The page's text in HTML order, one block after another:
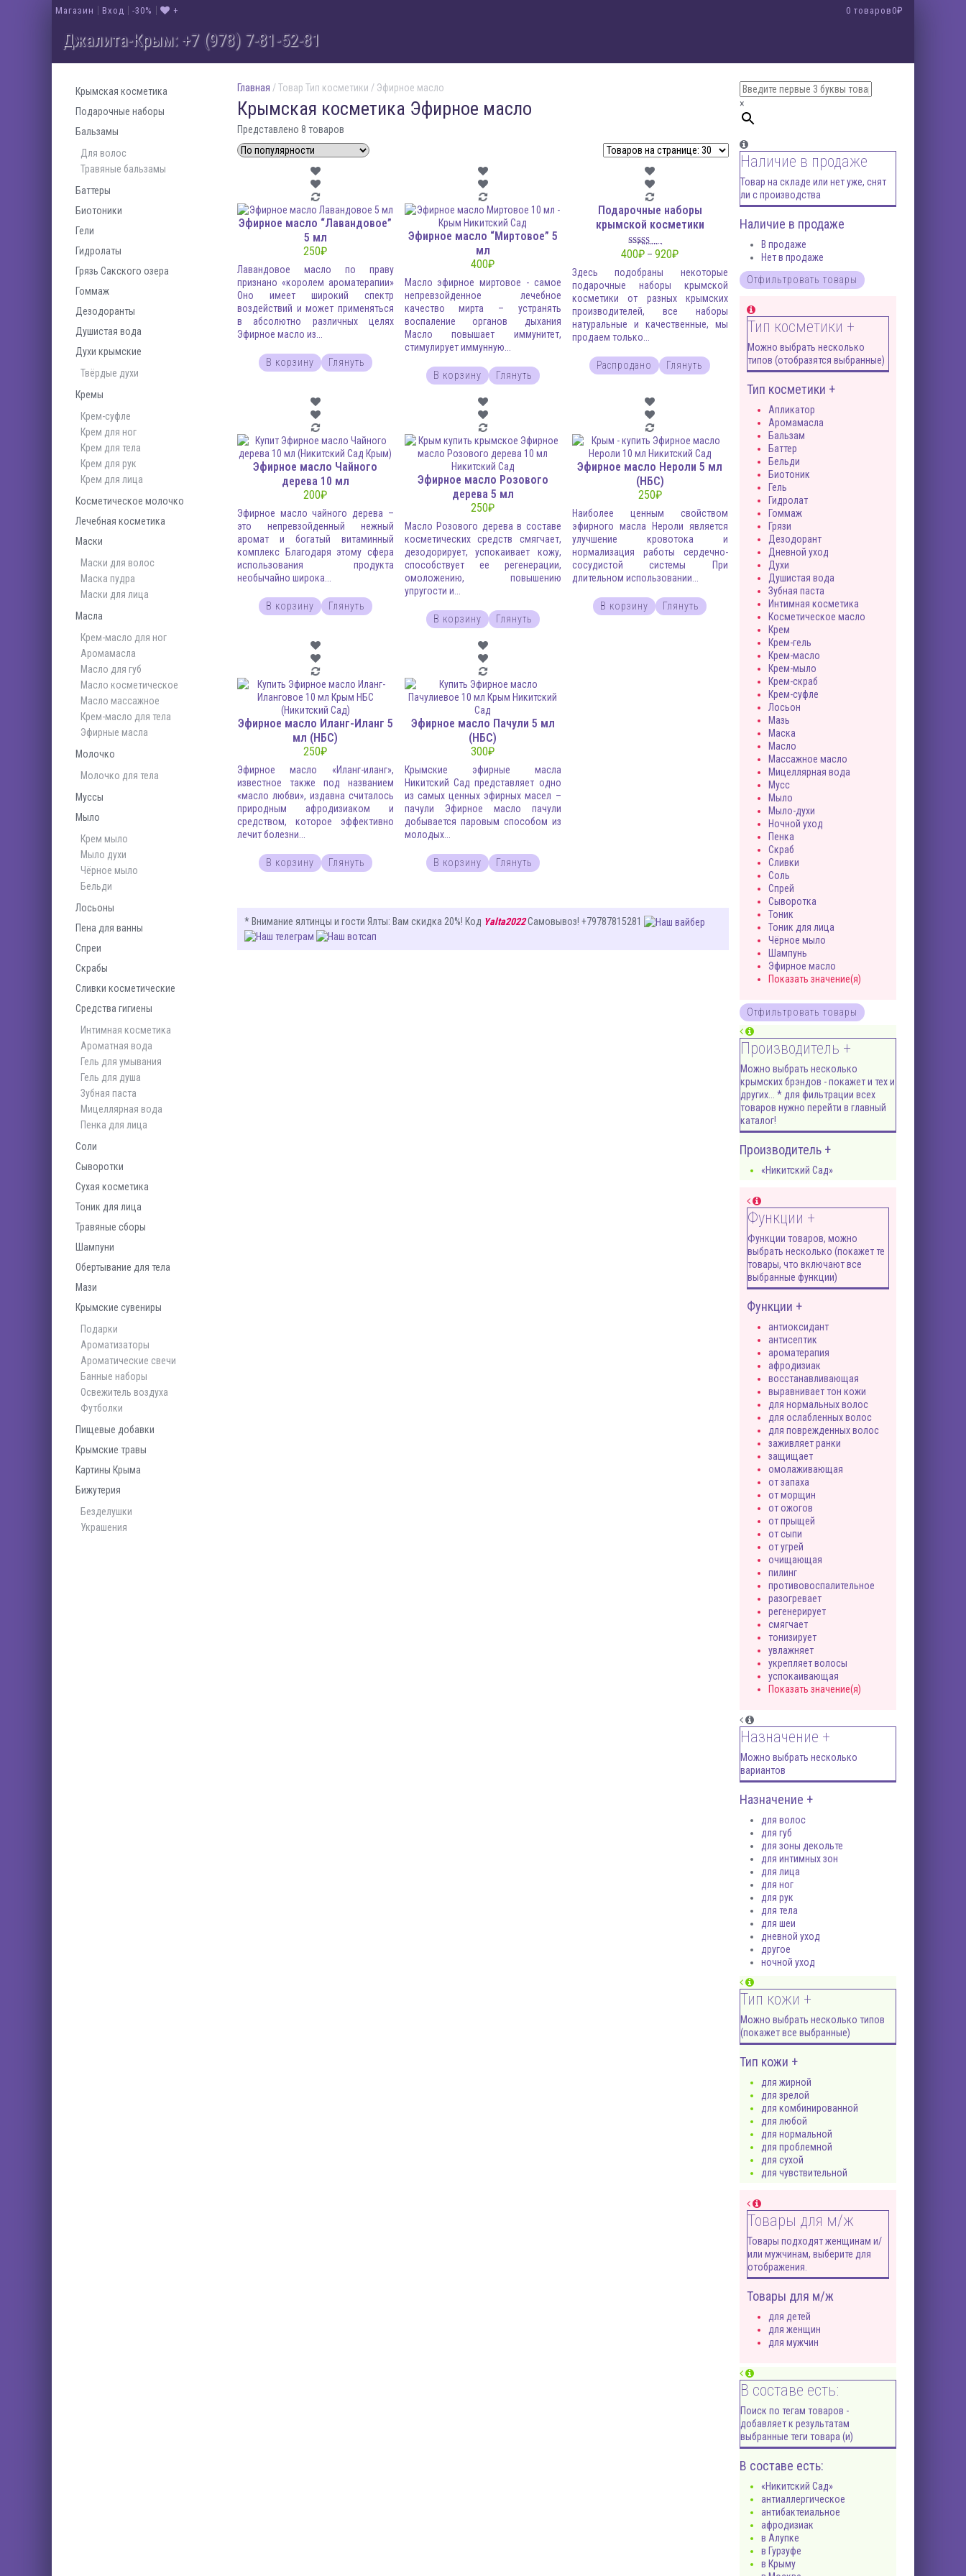
Магазин Вход -30% + 0 товаров 0₽
Джалита-Крым: +7 (978) 7-81-52-81
Главная / Товар Тип косметики / Эфирное масло
Крымская косметика Эфирное масло
Представлено 8 товаров
Эфирное масло “Лавандовое”
5 мл
250₽
Лавандовое масло по праву
признано «королем ароматерапии»
Оно имеет широкий спектр
воздействий и может применяться
в абсолютно различных целях
Эфирное масло из...
В корзину Глянуть
Эфирное масло “Миртовое” 5
мл
400₽
Масло эфирное миртовое - самое
непревзойденное лечебное
качество мирта – устранять
воспаление органов дыхания
Масло повышает иммунитет,
стимулирует иммунную...
В корзину Глянуть
Подарочные наборы
крымской косметики
Оценка
5.00
из 5
400₽ –920₽
Здесь подобраны некоторые
подарочные наборы крымской
косметики от разных крымских
производителей, все наборы
натуральные и качественные, мы
продаем только...
Распродано Глянуть
Эфирное масло Чайного
дерева 10 мл
200₽
Эфирное масло чайного дерева –
это непревзойденный нежный
аромат и богатый витаминный
комплекс Благодаря этому сфера
использования продукта
необычайно широка...
В корзину Глянуть
Эфирное масло Розового
дерева 5 мл
250₽
Масло Розового дерева в составе
косметических средств смягчает,
дезодорирует, успокаивает кожу,
способствует ее регенерации,
омоложению, повышению
упругости и...
В корзину Глянуть
Эфирное масло Нероли 5 мл
(НБС)
250₽
Наиболее ценным свойством
эфирного масла Нероли является
улучшение кровотока и
нормализация работы сердечно-
сосудистой системы При
длительном использовании...
В корзину Глянуть
Эфирное масло Иланг-Иланг 5
мл (НБС)
250₽
Эфирное масло «Иланг-иланг»,
известное также под названием
«масло любви», издавна считалось
природным афродизиаком и
средством, которое эффективно
лечит болезни...
В корзину Глянуть
Эфирное масло Пачули 5 мл
(НБС)
300₽
Крымские эфирные масла
Никитский Сад представляет одно
из самых ценных эфирных масел –
пачули Эфирное масло пачули
добывается паровым способом из
молодых...
В корзину Глянуть
* Внимание ялтинцы и гости Ялты: Вам скидка 20%! Код Yalta2022Самовывоз! +79787815281
Крымская косметика
Подарочные наборы
Бальзамы
Для волос
Травяные бальзамы
Баттеры
Биотоники
Гели
Гидролаты
Грязь Сакского озера
Гоммаж
Дезодоранты
Душистая вода
Духи крымские
Твёрдые духи
Кремы
Крем-суфле
Крем для ног
Крем для тела
Крем для рук
Крем для лица
Косметическое молочко
Лечебная косметика
Маски
Маски для волос
Маска пудра
Маски для лица
Масла
Крем-масло для ног
Аромамасла
Масло для губ
Масло косметическое
Масло массажное
Крем-масло для тела
Эфирные масла
Молочко
Молочко для тела
Муссы
Мыло
Крем мыло
Мыло духи
Чёрное мыло
Бельди
Лосьоны
Пена для ванны
Спреи
Скрабы
Сливки косметические
Средства гигиены
Интимная косметика
Ароматная вода
Гель для умывания
Гель для душа
Зубная паста
Мицеллярная вода
Пенка для лица
Соли
Сыворотки
Сухая косметика
Тоник для лица
Травяные сборы
Шампуни
Обертывание для тела
Мази
Крымские сувениры
Подарки
Ароматизаторы
Ароматические свечи
Банные наборы
Освежитель воздуха
Футболки
Пищевые добавки
Крымские травы
Картины Крыма
Бижутерия
Безделушки
Украшения
×
Наличие в продаже
Товар на складе или нет уже, снят
ли с производства
Наличие в продаже
В продаже
Нет в продаже
Тип косметики +
Можно выбрать несколько
типов (отобразятся выбранные)
Тип косметики +
Апликатор
Аромамасла
Бальзам
Баттер
Бельди
Биотоник
Гель
Гидролат
Гоммаж
Грязи
Дезодорант
Дневной уход
Духи
Душистая вода
Зубная паста
Интимная косметика
Косметическое масло
Крем
Крем-гель
Крем-масло
Крем-мыло
Крем-скраб
Крем-суфле
Лосьон
Мазь
Маска
Масло
Массажное масло
Мицеллярная вода
Мусс
Мыло
Мыло-духи
Ночной уход
Пенка
Скраб
Сливки
Соль
Спрей
Сыворотка
Тоник
Тоник для лица
Чёрное мыло
Шампунь
Эфирное масло
Показать значение(я)
Производитель +
Можно выбрать несколько
крымских брэндов - покажет и тех и
других... * для фильтрации всех
товаров нужно перейти в главный
каталог!
Производитель +
«Никитский Сад»
Функции +
Функции товаров, можно
выбрать несколько (покажет те
товары, что включают все
выбранные функции)
Функции +
антиоксидант
антисептик
ароматерапия
афродизиак
восстанавливающая
выравнивает тон кожи
для нормальных волос
для ослабленных волос
для поврежденных волос
заживляет ранки
защищает
омолаживающая
от запаха
от морщин
от ожогов
от прыщей
от сыпи
от угрей
очищающая
пилинг
противовоспалительное
разогревает
регенерирует
смягчает
тонизирует
увлажняет
укрепляет волосы
успокаивающая
Показать значение(я)
Назначение +
Можно выбрать несколько
вариантов
Назначение +
для волос
для губ
для зоны декольте
для интимных зон
для лица
для ног
для рук
для тела
для шеи
дневной уход
другое
ночной уход
Тип кожи +
Можно выбрать несколько типов
(покажет все выбранные)
Тип кожи +
для жирной
для зрелой
для комбинированной
для любой
для нормальной
для проблемной
для сухой
для чувствительной
Товары для м/ж
Товары подходят женщинам и/
или мужчинам, выберите для
отображения.
Товары для м/ж
для детей
для женщин
для мужчин
В составе есть:
Поиск по тегам товаров -
добавляет к результатам
выбранные теги товара (и)
В составе есть:
«Никитский Сад»
антиаллергическое
антибактеиальное
афродизиак
в Алупке
в Гурзуфе
в Крыму